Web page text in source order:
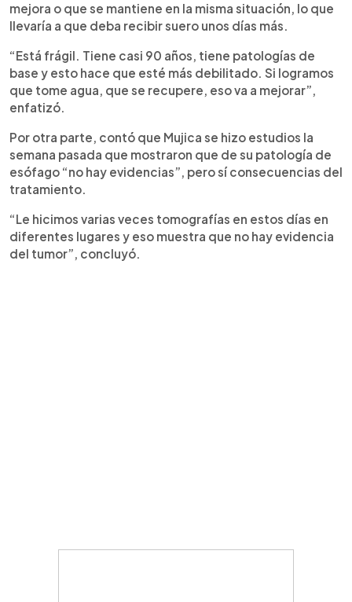
mejora o que se mantiene en la misma situación, lo que
llevaría a que deba recibir suero unos días más.
“Está frágil. Tiene casi 90 años, tiene patologías de
base y esto hace que esté más debilitado. Si logramos
que tome agua, que se recupere, eso va a mejorar”,
enfatizó.
Por otra parte, contó que Mujica se hizo estudios la
semana pasada que mostraron que de su patología de
esófago “no hay evidencias”, pero sí consecuencias del
tratamiento.
“Le hicimos varias veces tomografías en estos días en
diferentes lugares y eso muestra que no hay evidencia
del tumor”, concluyó.